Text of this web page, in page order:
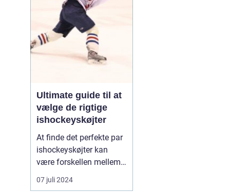
Ultimate guide til at
vælge de rigtige
ishockeyskøjter
At finde det perfekte par
ishockeyskøjter kan
være forskellen mellem
at føle sig flydende på
isen og at kæmpe med
07 juli 2024